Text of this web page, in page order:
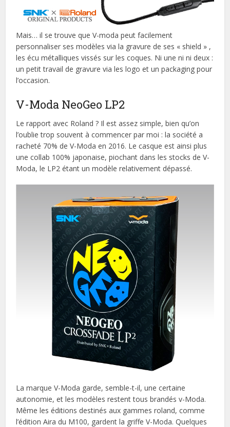
Mais… il se trouve que V-moda peut facilement
personnaliser ses modèles via la gravure de ses « shield » ,
les écu métalliques vissés sur les coques. Ni une ni ni deux :
un petit travail de gravure via les logo et un packaging pour
l’occasion.
V-Moda NeoGeo LP2
Le rapport avec Roland ? Il est assez simple, bien qu’on
l’oublie trop souvent à commencer par moi : la société a
racheté 70% de V-Moda en 2016. Le casque est ainsi plus
une collab 100% japonaise, piochant dans les stocks de V-
Moda, le LP2 étant un modèle relativement dépassé.
La marque V-Moda garde, semble-t-il, une certaine
autonomie, et les modèles restent tous brandés v-Moda.
Même les éditions destinés aux gammes roland, comme
l’édition Aira du M100, gardent la griffe V-Moda. Quelques